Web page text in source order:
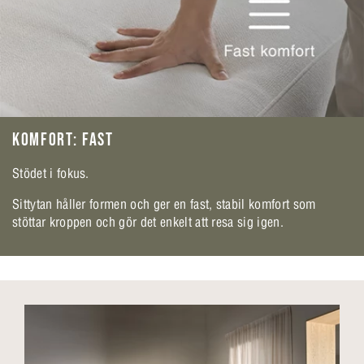
KOMFORT: FAST
Stödet i fokus.
Sittytan håller formen och ger en fast, stabil komfort som
stöttar kroppen och gör det enkelt att resa sig igen.